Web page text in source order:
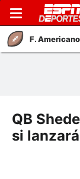
F. Americano
QB
si